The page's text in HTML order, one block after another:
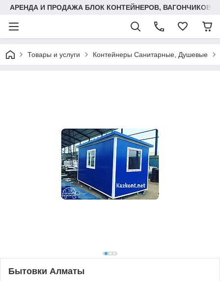
АРЕНДА И ПРОДАЖА БЛОК КОНТЕЙНЕРОВ, ВАГОНЧИКОВ,
Товары и услуги Контейнеры Санитарные, Душевые
Бытовки Алматы